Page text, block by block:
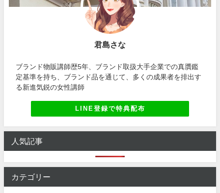
君島さな
ブランド物販講師歴5年、ブランド取扱大手企業での真贋鑑
定基準を持ち、ブランド品を通じて、多くの成果者を排出す
る新進気鋭の女性講師
LINE登録で特典配布
人気記事
カテゴリー